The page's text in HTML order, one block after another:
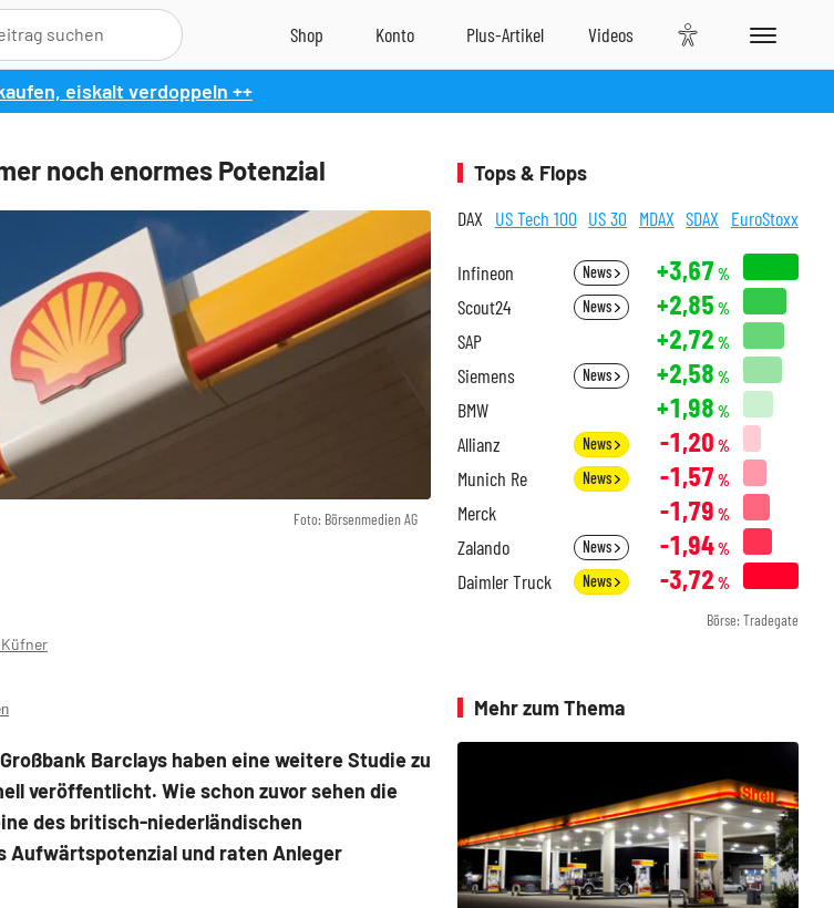
eiskalt verdoppeln ++
noch enormes Potenzial
Foto: Börsenmedien AG
Barclays haben eine weitere Studie zu
veröffentlicht. Wie schon zuvor sehen die
des britisch-niederländischen
Aufwärtspotenzial und raten Anleger
Tops & Flops
DAX US Tech 100 US 30 MDAX SDAX EuroStoxx
Infineon News +3,67 %
Scout24 News +2,85 %
SAP +2,72 %
Siemens News +2,58 %
BMW +1,98 %
Allianz News -1,20 %
Munich Re News -1,57 %
Merck -1,79 %
Zalando News -1,94%
Daimler Truck News -3,72 %
Börse: Tradegate
Mehr zum Thema